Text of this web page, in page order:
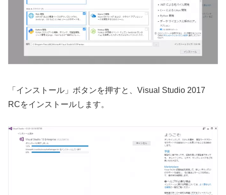
「インストール」ボタンを押すと、Visual Studio 2017
RCをインストールします。